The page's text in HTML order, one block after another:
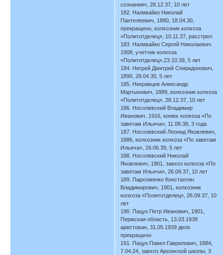
сознания», 28.12.37, 10 лет
182. Наливайко Николай
Пантелеевич, 1880, 18.04.30,
прекращено, колхозник колхоза
«Политотделец», 10.11.37, расстрел
183. Наливайко Сергей Николаевич.
1908, учетчик колхоза
«Политотделец»,23.10.39, 5 лет
184. Негрей Дмитрий Спиридонович,
1890, 28.04.30, 5 лет
185. Некравцев Александр
Мартынович, 1889, колхозник колхоза
«Политотделец», 28.12.37, 10 лет
186. Носолевский Владимир
Иванович. 1916, конюх колхоза «По
заветам Ильича», 11.08.38, 3 года
187. Носолевский Леонид Яковлевич,
1886, колхозник колхоза «По заветам
Ильича», 26.06.39, 5 лет
188. Носолевский Николай
Яковлевич, 1901, завхоз колхоза «По
заветам Ильича», 26.09.37, 10 лет
189. Пархоменко Константин
Владимирович, 1901, колхозник
колхоза «Политотделец», 26.09.37, 10
лет
190. Пацук Петр Иванович, 1901,
Пермская область, 13.03.1938
арестован, 31.05.1939 дело
прекращено
191. Пацук Павел Гаврилович, 1884,
7.04.24, завхоз Архонской школы, 3